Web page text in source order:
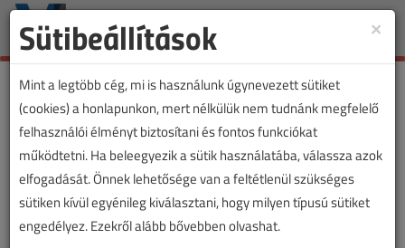
Toggle
×
Sütibeállítások
Mint a legtöbb cég, mi is használunk úgynevezett sütiket
(cookies) a honlapunkon, mert nélkülük nem tudnánk megfelelő
felhasználói élményt biztosítani és fontos funkciókat
működtetni. Ha beleegyezik a sütik használatába, válassza azok
elfogadását. Önnek lehetősége van a feltétlenül szükséges
sütiken kívül egyénileg kiválasztani, hogy milyen típusú sütiket
engedélyez. Ezekről alább bővebben olvashat.